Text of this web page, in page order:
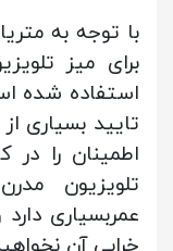
با توجه به
استفاده شده
تایید بسیاری
اطمینان را در
عمربسیاری
خرابی آن